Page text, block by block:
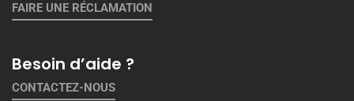
FAIRE UNE RÉCLAMATION
Besoin d’aide ?
CONTACTEZ-NOUS